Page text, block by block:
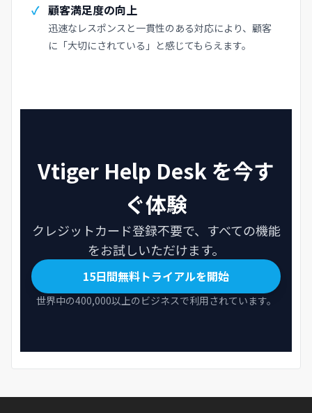
✓ 顧客満足度の向上
迅速なレスポンスと一貫性のある対応により、顧客
に「大切にされている」と感じてもらえます。
Vtiger Help Desk を今す
ぐ体験
クレジットカード登録不要で、すべての機能
をお試しいただけます。
15日間無料トライアルを開始
世界中の400,000以上のビジネスで利用されています。